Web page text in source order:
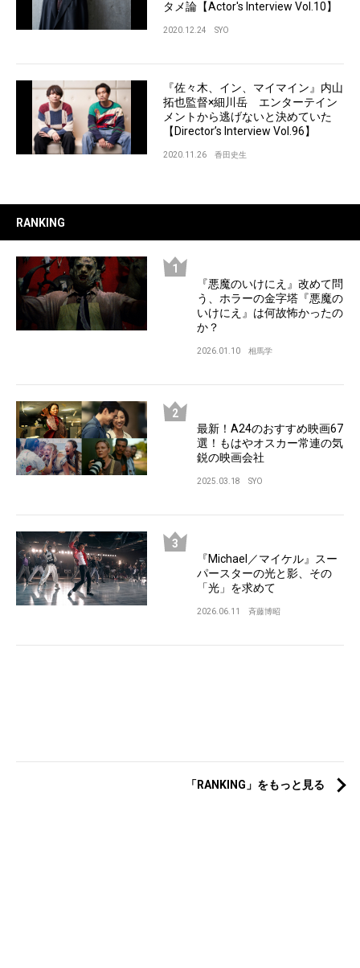
タメ論【Actor's Interview Vol.10】
2020.12.24 SYO
『佐々木、イン、マイマイン』内山
拓也監督×細川岳 エンターテイン
メントから逃げないと決めていた
【Director’s Interview Vol.96】
2020.11.26 香田史生
RANKING
『悪魔のいけにえ』改めて問
う、ホラーの金字塔『悪魔の
いけにえ』は何故怖かったの
か？
2026.01.10 相馬学
最新！A24のおすすめ映画67
選！もはやオスカー常連の気
鋭の映画会社
2025.03.18 SYO
『Michael／マイケル』スー
パースターの光と影、その
「光」を求めて
2026.06.11 斉藤博昭
「RANKING」をもっと見る